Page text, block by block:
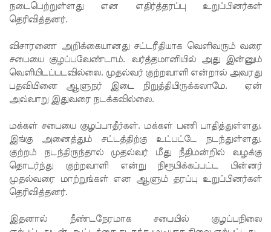
மீண்டும்
ள் விலை
உயர்வுக்கு
போராட்ட
ம்!
டெங்கு
மரணங்க
ளின்
நடைபெற்றுள்ளது என எதிர்த்தரப்பு உறுப்பினர்கள்
தெரிவித்தனர்.
விசாரணை அறிக்கையானது சட்டரீதியாக வெளிவரும் வரை
சபையை குழப்பவேண்டாம். வர்த்தமானியில் அது இன்னும்
வெளியிடப்படவில்லை. முதல்வர் குற்றவாளி என்றால் அவரது
பதவியினை ஆளுநர் இடை நிறுத்தியிருக்கலாமே. ஏன்
அவ்வாறு இதுவரை நடக்கவில்லை.
மக்கள் சபையை குழப்பாதீர்கள். மக்கள் பணி பாதித்துள்ளது.
இங்கு அனைத்தும் சட்டத்திற்கு உட்பட்டே நடந்துள்ளது.
குற்றம் நடந்திருந்தால் முதல்வர் மீது நீதிமன்றில் வழக்கு
தொடர்ந்து குற்றவாளி என்று நிரூபிக்கப்பட்ட பின்னர்
முதல்வரை மாற்றுங்கள் என ஆளும் தரப்பு உறுப்பினர்கள்
தெரிவித்தனர்.
இதனால் நீண்டநேரமாக சபையில் குழப்பநிலை